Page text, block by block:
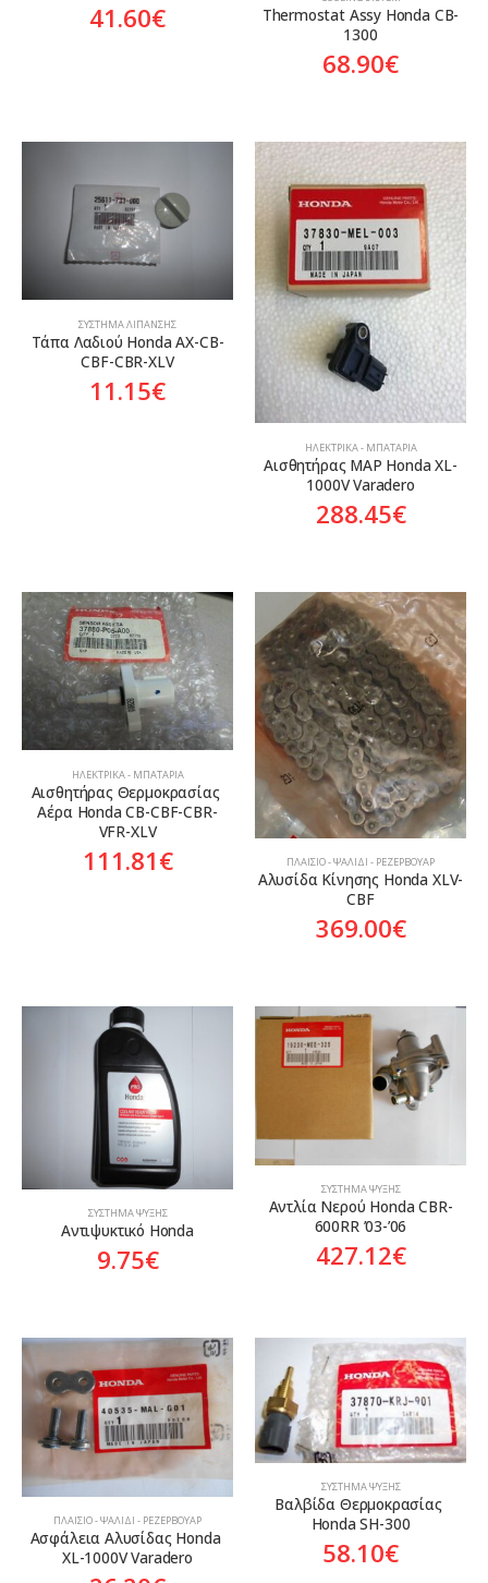
41.60€
Thermostat Assy Honda CB-
1300
68.90€
ΣΎΣΤΗΜΑ ΛΊΠΑΝΣΗΣ
Tάπα Λαδιού Honda AX-CB-
CBF-CBR-XLV
11.15€
ΗΛΕΚΤΡΙΚΆ - ΜΠΑΤΑΡΊΑ
Αισθητήρας MAP Honda XL-
1000V Varadero
288.45€
ΗΛΕΚΤΡΙΚΆ - ΜΠΑΤΑΡΊΑ
Αισθητήρας Θερμοκρασίας
Αέρα Honda CB-CBF-CBR-
VFR-XLV
111.81€ ΠΛΑΊΣΙΟ - ΨΑΛΊΔΙ - ΡΕΖΕΡΒΟΥΆΡ
Αλυσίδα Κίνησης Honda XLV-
CBF
369.00€
ΣΎΣΤΗΜΑ ΨΎΞΗΣ
Αντιψυκτικό Honda
9.75€
ΣΎΣΤΗΜΑ ΨΎΞΗΣ
Αντλία Νερού Honda CBR-
600RR ’03-’06
427.12€
ΠΛΑΊΣΙΟ - ΨΑΛΊΔΙ - ΡΕΖΕΡΒΟΥΆΡ
Ασφάλεια Αλυσίδας Honda
XL-1000V Varadero
ΣΎΣΤΗΜΑ ΨΎΞΗΣ
Βαλβίδα Θερμοκρασίας
Honda SH-300
58.10€